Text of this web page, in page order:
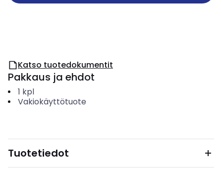
Katso tuotedokumentit
Pakkaus ja ehdot
1 kpl
Vakiokäyttötuote
Tuotetiedot